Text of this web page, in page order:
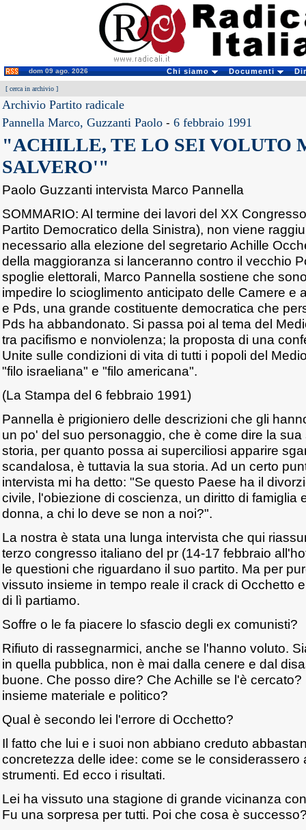
dom 09 ago. 2026 Chi siamo Documenti
[ cerca in archivio ]
Archivio Partito radicale
Pannella Marco, Guzzanti Paolo - 6 febbraio 1991
"ACHILLE, TE LO SEI VOLUTO
SALVERO'"
Paolo Guzzanti intervista Marco Pannella
SOMMARIO: Al termine dei lavori del XX
Partito Democratico della Sinistra), non viene
necessario alla elezione del segretario Achille
della maggioranza si lanceranno contro il vecchio
spoglie elettorali, Marco Pannella sostiene che
impedire lo scioglimento anticipato delle Camere e
e Pds, una grande costituente democratica che
Pds ha abbandonato. Si passa poi al tema del
tra pacifismo e nonviolenza; la proposta di una
Unite sulle condizioni di vita di tutti i popoli del
"filo israeliana" e "filo americana".
(La Stampa del 6 febbraio 1991)
Pannella è prigioniero delle descrizioni che gli
un po' del suo personaggio, che è come dire la
storia, per quanto possa ai superciliosi apparire
scandalosa, è tuttavia la sua storia. Ad un certo
intervista mi ha detto: "Se questo Paese ha il
civile, l'obiezione di coscienza, un diritto di famiglia
donna, a chi lo deve se non a noi?".
La nostra è stata una lunga intervista che qui
terzo congresso italiano del pr (14-17 febbraio
le questioni che riguardano il suo partito. Ma per
vissuto insieme in tempo reale il crack di Occhetto
di lì partiamo.
Soffre o le fa piacere lo sfascio degli ex comunisti?
Rifiuto di rassegnarmici, anche se l'hanno voluto.
in quella pubblica, non è mai dalla cenere e dal
buone. Che posso dire? Che Achille se l'è
insieme materiale e politico?
Qual è secondo lei l'errore di Occhetto?
Il fatto che lui e i suoi non abbiano creduto
concretezza delle idee: come se le considerassero
strumenti. Ed ecco i risultati.
Lei ha vissuto una stagione di grande vicinanza
Fu una sorpresa per tutti. Poi che cosa è